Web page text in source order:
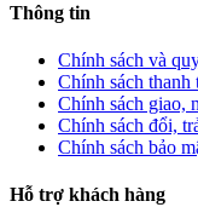
Thông tin
Chính sách và
Chính sách thanh
Chính sách giao,
Chính sách đổi,
Chính sách bảo
Hỗ trợ khách hàng